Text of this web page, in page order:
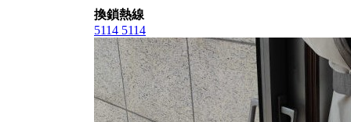
換鎖熱線
5114 5114